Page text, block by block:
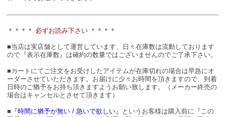
＊＊＊＊ 必ずお読み下さい ＊＊＊＊
■当店は実店舗として運営しています、日々在庫数は流動しております
ので『表示在庫数』は確約の数量ではございませんのでご了承下さい。
■カートにてご注文をお受けしたアイテムが在庫切れの場合は早急にオ
ーダーさせていただきます。お届けに少々お時間を頂きますので、到着
日時のご猶予をお持ち頂きますようお願い致します。（メーカー終売の
場合はキャンセルとさせて頂きます）
■ 『時間に猶予が無い / 急いで欲しい』
というお客様は購入前に『この